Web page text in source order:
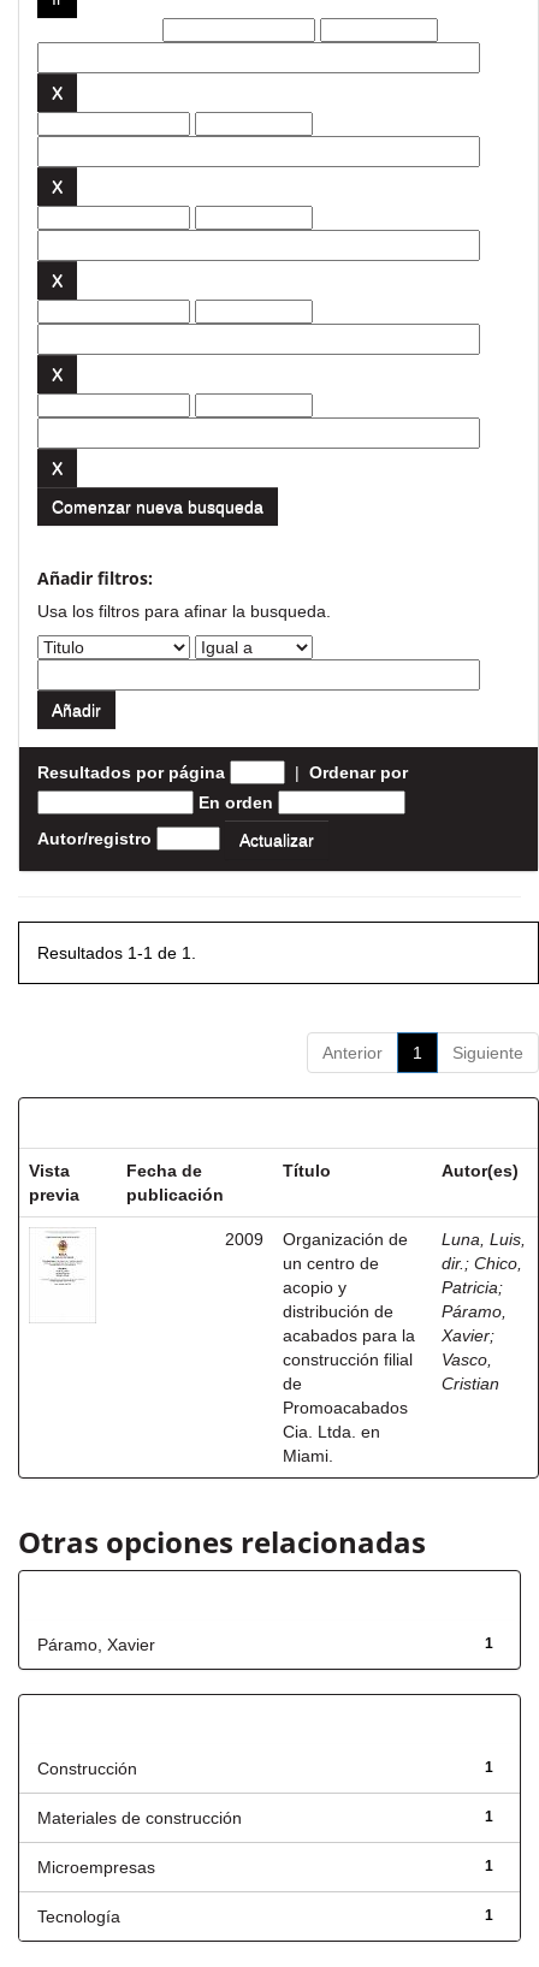
Comenzar nueva busqueda
Añadir filtros:
Usa los filtros para afinar la busqueda.
Resultados por página | Ordenar por
En orden
Autor/registro
Resultados 1-1 de 1.
Anterior 1 Siguiente
Vista
previa
Fecha de
publicación
Título Autor(es)
2009
Organización de
un centro de
acopio y
distribución de
acabados para la
construcción filial
de
Promoacabados
Cia. Ltda. en
Miami.
Luna, Luis,
dir. ; Chico,
Patricia;
Páramo,
Xavier;
Vasco,
Cristian
Otras opciones relacionadas
1
Páramo, Xavier
1
Construcción
1
Materiales de construcción
1
Microempresas
1
Tecnología